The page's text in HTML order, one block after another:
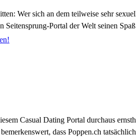
Wer sich an dem teilweise sehr
Portal der Welt seinen
Casual Dating Portal durchaus
dass Poppen.ch